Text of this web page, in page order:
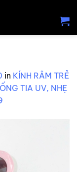
in KÍNH RÂM TRẺ
TIA UV, NHẸ